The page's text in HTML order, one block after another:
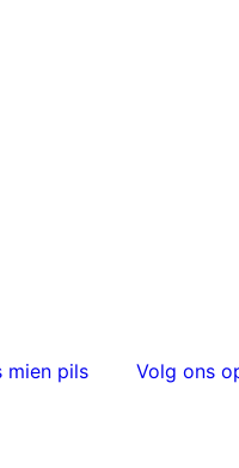
mien pils Volg ons